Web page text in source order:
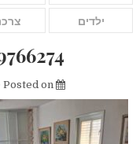
ילדים
Posted on